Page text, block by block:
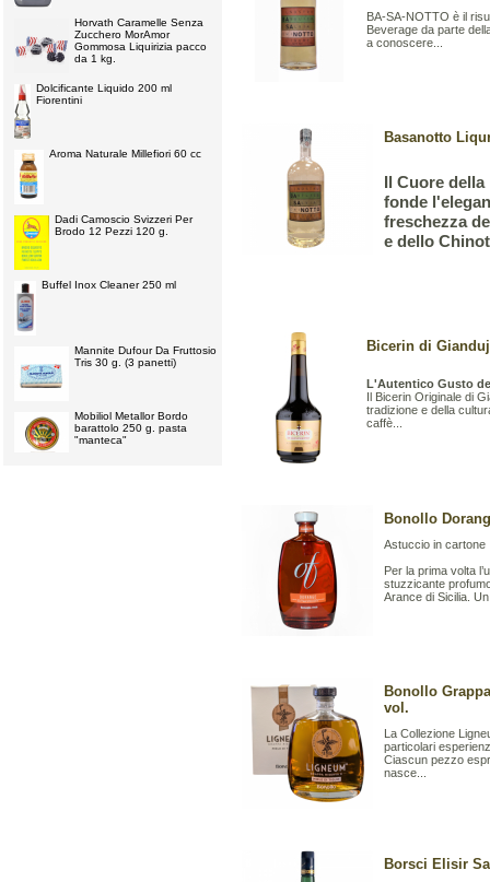
Horvath Caramelle Senza
Zucchero MorAmor
Gommosa Liquirizia pacco
da 1 kg.
Dolcificante Liquido 200 ml
Fiorentini
Aroma Naturale Millefiori 60 cc
Dadi Camoscio Svizzeri Per
Brodo 12 Pezzi 120 g.
Buffel Inox Cleaner 250 ml
Mannite Dufour Da Fruttosio
Tris 30 g. (3 panetti)
Mobiliol Metallor Bordo
barattolo 250 g. pasta
"manteca"
BA-SA-NOTTO è il
Beverage da parte
a conoscere...
Basanotto
Il Cuore
fonde
freschezza
e dello
Bicerin di
L'Autentico Gusto
Il Bicerin Originale di
tradizione e della
caffè...
Bonollo
Astuccio in cartone
Per la prima volta
stuzzicante
Arance di Sicilia.
Bonollo
vol.
La Collezione
particolari
Ciascun pezzo
nasce...
Borsci Elisir